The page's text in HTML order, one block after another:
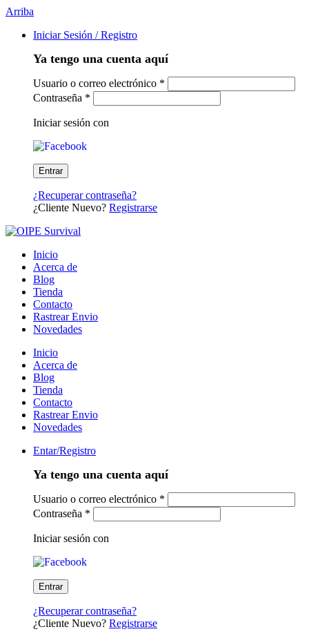
Arriba
Iniciar Sesión / Registro
Ya tengo una cuenta aquí
Usuario o correo electrónico *
Contraseña *
Iniciar sesión con
¿Recuperar contraseña?
¿Cliente Nuevo? Registrarse
Inicio
Acerca de
Blog
Tienda
Contacto
Rastrear Envio
Novedades
Inicio
Acerca de
Blog
Tienda
Contacto
Rastrear Envio
Novedades
Entar/Registro
Ya tengo una cuenta aquí
Usuario o correo electrónico *
Contraseña *
Iniciar sesión con
¿Recuperar contraseña?
¿Cliente Nuevo? Registrarse